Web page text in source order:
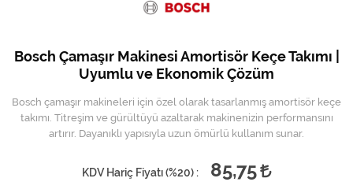
Bosch Çamaşır Makinesi Amortisör Keçe Takımı |
Uyumlu ve Ekonomik Çözüm
Bosch çamaşır makineleri için özel olarak tasarlanmış amortisör keçe
takımı. Titreşim ve gürültüyü azaltarak makinenizin performansını
artırır. Dayanıklı yapısıyla uzun ömürlü kullanım sunar.​
KDV Hariç Fiyatı (%20) :
85,75